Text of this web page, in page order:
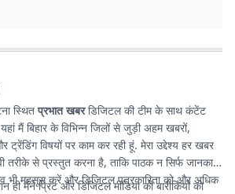
स्थितप्रभात खबरडिजिटल की टीम के साथ कंटेंट
मैं बिहार के विभिन्न जिलों से जुड़ी अहम खबरों,
ट्रेंडिंग विषयों पर काम कर रही हूं. मेरा उद्देश्य हर खबर
से प्रस्तुत करना है, ताकि पाठक न सिर्फ जानकारी
भी महसूस करें और डिजिटल पत्रकारिता को और अधिक
ही मैंने प्रिंट और डिजिटल मीडिया की बारीकियों को